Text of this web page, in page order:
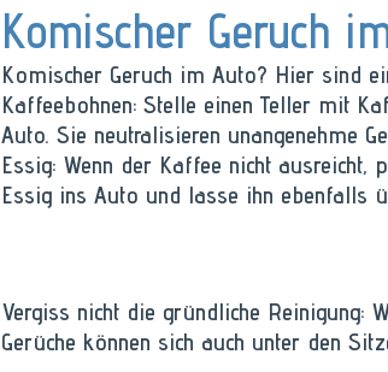
Komischer Geruch
Komischer Geruch im Auto? Hier sind
Kaffeebohnen: Stelle einen Teller mit
Auto. Sie neutralisieren unangenehme
Essig: Wenn der Kaffee nicht
Essig ins Auto und lasse ihn ebenfalls
Vergiss nicht die gründliche Reinigung:
Gerüche können sich auch unter den